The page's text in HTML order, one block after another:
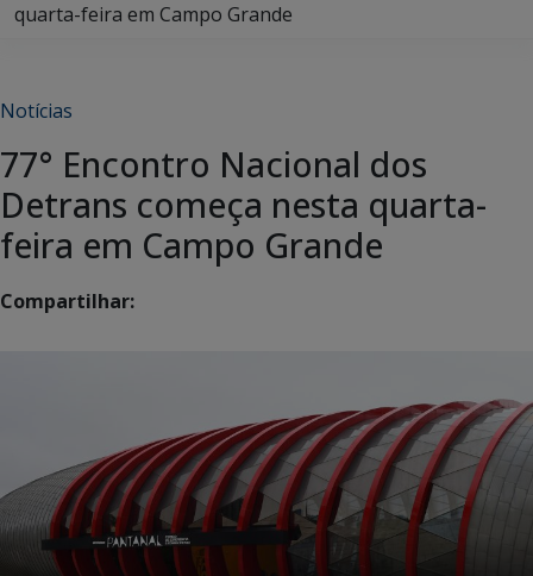
quarta-feira em Campo Grande
Notícias
77° Encontro Nacional dos
Detrans começa nesta quarta-
feira em Campo Grande
Compartilhar: